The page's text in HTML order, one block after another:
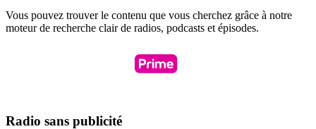
Vous pouvez trouver le contenu que vous cherchez grâce à notre
moteur de recherche clair de radios, podcasts et épisodes.
Radio sans publicité